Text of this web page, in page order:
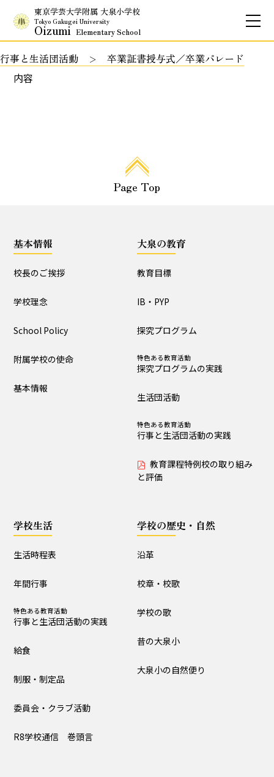
東京学芸大学附属 大泉小学校
Tokyo Gakugei University
Oizumi Elementary School
お問合せ アクセス English
学校理念
基本情報
探究プログラムの実践
生活団活動
行事と生活団活動の実践
特色ある教育活動
行事と生活団活動の実践
給食
R8学校通信 巻頭言
大泉小の自然便り
行事と生活団活動
卒業証書授与式／卒業パレード
内容
Page Top
基本情報
校長のご挨拶
学校理念
School Policy
附属学校の使命
基本情報
大泉の教育
教育目標
IB・PYP
探究プログラム
特色ある教育活動
探究プログラムの実践
生活団活動
特色ある教育活動
行事と生活団活動の実践
教育課程特例校の取り組み
と評価
学校生活
生活時程表
年間行事
特色ある教育活動
行事と生活団活動の実践
給食
制服・制定品
委員会・クラブ活動
R8学校通信 巻頭言
学校の歴史・自然
沿革
校章・校歌
学校の歌
昔の大泉小
大泉小の自然便り